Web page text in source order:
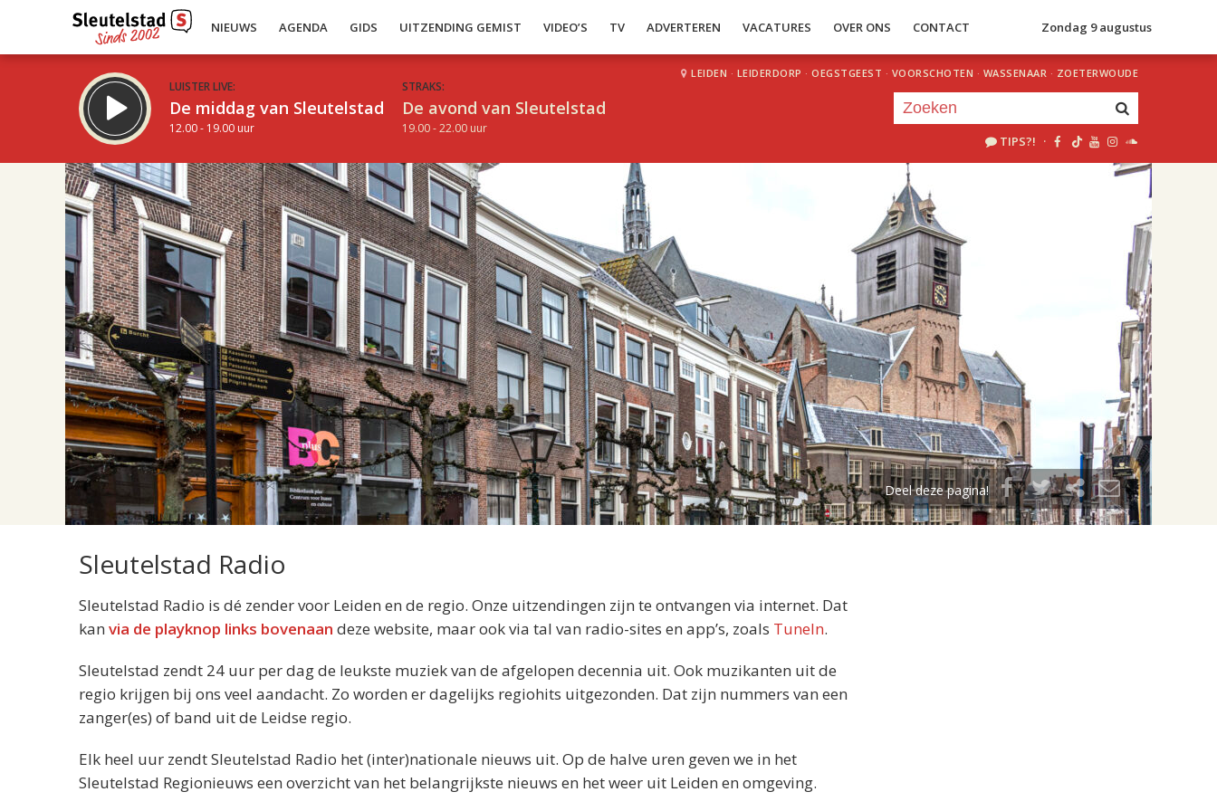
NIEUWS AGENDA GIDS UITZENDING GEMIST VIDEO’S TV ADVERTEREN VACATURES OVER ONS CONTACT Zondag 9 augustus
LUISTER LIVE:
De middag van Sleutelstad
12.00 - 19.00 uur
STRAKS:
De avond van Sleutelstad
19.00 - 22.00 uur
LEIDEN · LEIDERDORP · OEGSTGEEST · VOORSCHOTEN · WASSENAAR · ZOETERWOUDE
TIPS?! ·
Inklappen
Deel deze pagina!
Sleutelstad Radio
Sleutelstad Radio is dé zender voor Leiden en de regio. Onze uitzendingen zijn te ontvangen via internet. Dat
kan via de playknop links bovenaan deze website, maar ook via tal van radio-sites en app’s, zoals TuneIn.
Sleutelstad zendt 24 uur per dag de leukste muziek van de afgelopen decennia uit. Ook muzikanten uit de
regio krijgen bij ons veel aandacht. Zo worden er dagelijks regiohits uitgezonden. Dat zijn nummers van een
zanger(es) of band uit de Leidse regio.
Elk heel uur zendt Sleutelstad Radio het (inter)nationale nieuws uit. Op de halve uren geven we in het
Sleutelstad Regionieuws een overzicht van het belangrijkste nieuws en het weer uit Leiden en omgeving.